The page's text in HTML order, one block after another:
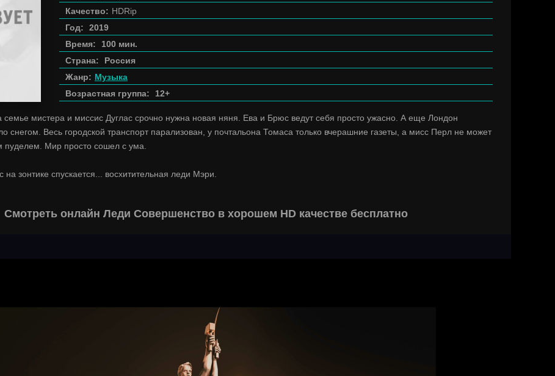
Качество: HDRip
Год:
2019
Время:
100 мин.
Страна:
Россия
Жанр: Музыка
Возрастная группа:
12+
семье мистера и миссис Дуглас срочно нужна новая няня. Ева и Брюс ведут себя просто ужасно. А еще Лондон
снегом. Весь городской транспорт парализован, у почтальона Томаса только вчерашние газеты, а мисс Перл не может
пуделем. Мир просто сошел с ума.
на зонтике спускается... восхитительная леди Мэри.
Смотреть онлайн Леди Совершенство в хорошем HD качестве бесплатно